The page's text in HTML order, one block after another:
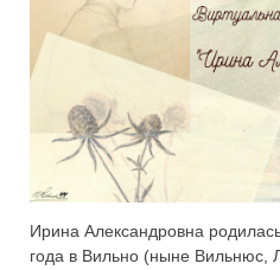
Ирина Александровна
года в Вильно (ныне Вильнюс,